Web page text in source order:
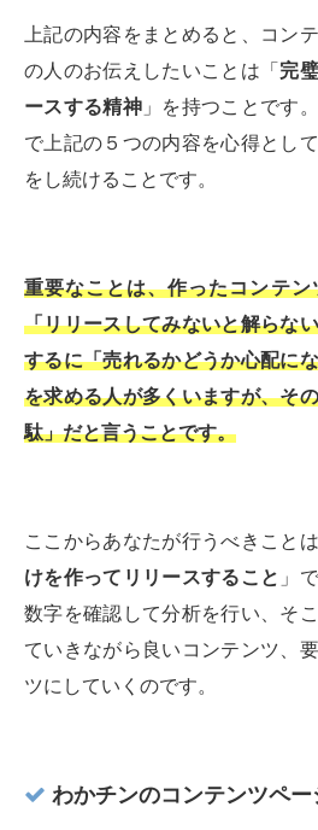
上記の内容をまとめると、コン
の人のお伝えしたいことは「 完
ースする精神 」を持つことです
で上記の５つの内容を心得とし
をし続けることです。
重要なことは、作ったコンテ
「リリースしてみないと解らな
するに「売れるかどうか心配に
を求める人が多くいますが、そ
駄」だと言うことです。
ここからあなたが行うべきことは
けを作ってリリースすること 」
数字を確認して分析を行い、そ
ていきながら良いコンテンツ、
ツにしていくのです。
わかチンのコンテンツペー